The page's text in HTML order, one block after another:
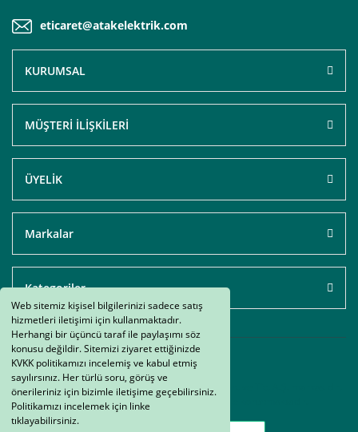
Web sitemiz kişisel bilgilerinizi sadece satış
hizmetleri iletişimi için kullanmaktadır.
Herhangi bir üçüncü taraf ile paylaşımı söz
konusu değildir. Sitemizi ziyaret ettiğinizde
KVKK politikamızı incelemiş ve kabul etmiş
sayılırsınız. Her türlü soru, görüş ve
önerileriniz için bizimle iletişime geçebilirsiniz.
Politikamızı incelemek için linke
tıklayabilirsiniz.
eticaret@atakelektrik.com
KURUMSAL
MÜŞTERİ İLİŞKİLERİ
ÜYELİK
Markalar
Kategoriler
AtakMarket.com © bir Atak Elektrik Müh. Oto. San. ve Tic. A.Ş. markasıdır.
Kredi kartı bilgileri 256bit SSL sertifikası ile korunmaktadır.